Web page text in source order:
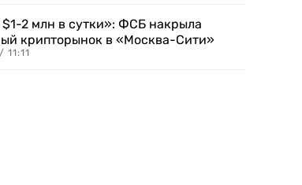
2 млн в сутки»: ФСБ накрыла
крипторынок в «Москва-Сити»